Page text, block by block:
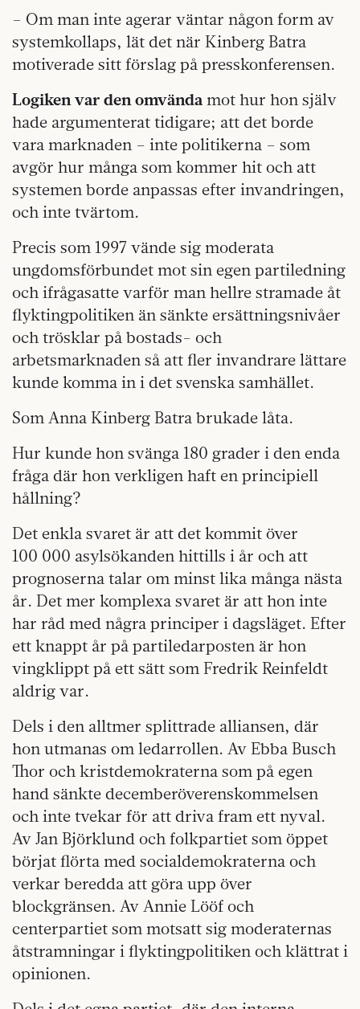
– Om man inte agerar väntar någon form av
systemkollaps, lät det när Kinberg Batra
motiverade sitt förslag på presskonferensen.
Logiken var den omvända mot hur hon själv
hade argumenterat tidigare; att det borde
vara marknaden – inte politikerna – som
avgör hur många som kommer hit och att
systemen borde anpassas efter invandringen,
och inte tvärtom.
Precis som 1997 vände sig moderata
ungdomsförbundet mot sin egen partiledning
och ifrågasatte varför man hellre stramade åt
flyktingpolitiken än sänkte ersättningsnivåer
och trösklar på bostads- och
arbetsmarknaden så att fler invandrare lättare
kunde komma in i det svenska samhället.
Som Anna Kinberg Batra brukade låta.
Hur kunde hon svänga 180 grader i den enda
fråga där hon verkligen haft en principiell
hållning?
Det enkla svaret är att det kommit över
100 000 asylsökanden hittills i år och att
prognoserna talar om minst lika många nästa
år. Det mer komplexa svaret är att hon inte
har råd med några principer i dagsläget. Efter
ett knappt år på partiledarposten är hon
vingklippt på ett sätt som Fredrik Reinfeldt
aldrig var.
Dels i den alltmer splittrade alliansen, där
hon utmanas om ledarrollen. Av Ebba Busch
Thor och kristdemokraterna som på egen
hand sänkte decemberöverenskommelsen
och inte tvekar för att driva fram ett nyval.
Av Jan Björklund och folkpartiet som öppet
börjat flörta med socialdemokraterna och
verkar beredda att göra upp över
blockgränsen. Av Annie Lööf och
centerpartiet som motsatt sig moderaternas
åtstramningar i flyktingpolitiken och klättrat i
opinionen.